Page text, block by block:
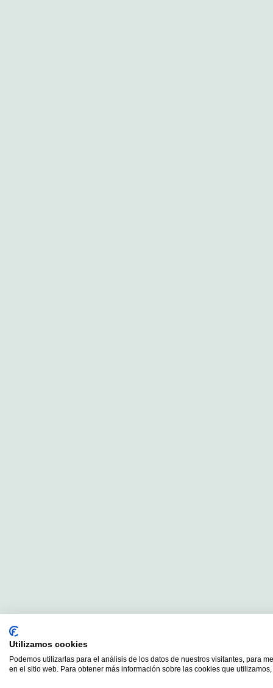
Utilizamos cookies
Podemos utilizarlas para el análisis de los datos de nuestros visitantes, para
en el sitio web. Para obtener más información sobre las cookies que